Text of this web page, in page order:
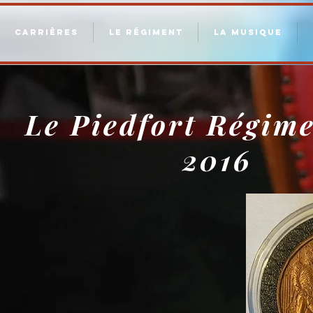
CARRIÈRES LE RÉGIMENT LA MUSIQUE
Le Piedfort
2016